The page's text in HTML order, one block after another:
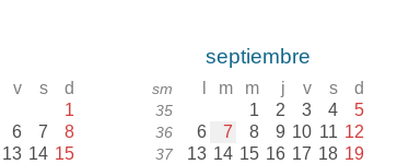
v s d
1
6 7 8
13 14 15
septiembre
sm m m j v s d
35 1 2 3 4 5
36 6 7 8 9 10 11 12
37 13 14 15 16 17 18 19